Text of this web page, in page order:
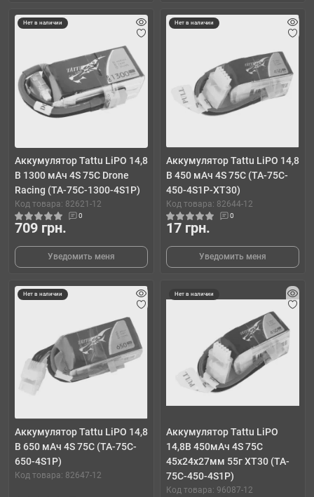
Нет в наличии
Аккумулятор Tattu LiPO 14,8
В 1300 мАч 4S 75C Drone
Racing (TA-75C-1300-4S1P)
Код товара: 82621-12
0
709 грн.
Уведомить меня
Нет в наличии
Аккумулятор Tattu LiPO 14,8
В 450 мАч 4S 75C (TA-75C-
450-4S1P-XT30)
Код товара: 82644-12
0
17 грн.
Уведомить меня
Нет в наличии
Аккумулятор Tattu LiPO 14,8
В 650 мАч 4S 75C (TA-75C-
650-4S1P)
Код товара: 82647-12
Нет в наличии
Аккумулятор Tattu LiPO
14,8В 450мАч 4S 75C
45х24х27мм 55г XT30 (TA-
75C-450-4S1P)
Код товара: 96087-12